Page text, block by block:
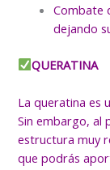
Combate
dejando
QUERATINA
La queratina es
Sin embargo, al
estructura muy
que podrás